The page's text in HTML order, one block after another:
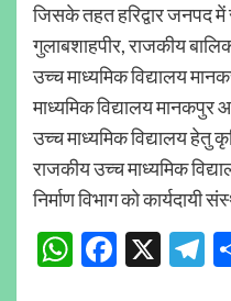
जिसके तहत हरिद्वार जनपद
गुलाबशाहपीर, राजकीय
उच्च माध्यमिक विद्यालय
माध्यमिक विद्यालय
उच्च माध्यमिक विद्यालय हेतु
राजकीय उच्च माध्यमिक
निर्माण विभाग को कार्यदायी
X